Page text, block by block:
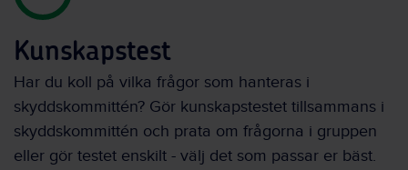
Kunskapstest
Har du koll på vilka frågor som hanteras i
skyddskommittén? Gör kunskapstestet tillsammans i
skyddskommittén och prata om frågorna i gruppen
eller gör testet enskilt - välj det som passar er bäst.